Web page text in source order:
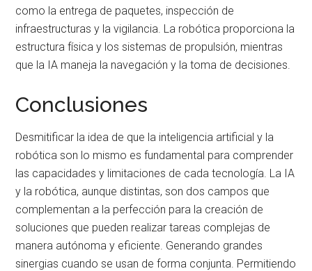
como la entrega de paquetes, inspección de
infraestructuras y la vigilancia. La robótica proporciona la
estructura física y los sistemas de propulsión, mientras
que la IA maneja la navegación y la toma de decisiones.
Conclusiones
Desmitificar la idea de que la inteligencia artificial y la
robótica son lo mismo es fundamental para comprender
las capacidades y limitaciones de cada tecnología. La IA
y la robótica, aunque distintas, son dos campos que
complementan a la perfección para la creación de
soluciones que pueden realizar tareas complejas de
manera autónoma y eficiente. Generando grandes
sinergias cuando se usan de forma conjunta. Permitiendo